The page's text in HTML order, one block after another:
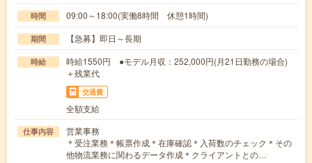
時間 09:00～18:00(実働8時間 休憩1時間)
期間 【急募】即日～長期
時給
時給1550円 ●モデル月収：252,000円(月21日勤務の場合)
＋残業代
交通費
全額支給
仕事内容
営業事務
＊受注業務＊帳票作成＊在庫確認＊入荷数のチェック＊その
他物流業務に関わるデータ作成＊クライアントとの…